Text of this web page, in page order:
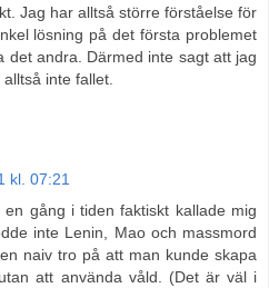
Jag har alltså större förståelse för
lösning på det första problemet
det andra. Därmed inte sagt att jag
inte fallet.
kl. 07:21
gång i tiden faktiskt kallade mig
inte Lenin, Mao och massmord
naiv tro på att man kunde skapa
att använda våld. (Det är väl i